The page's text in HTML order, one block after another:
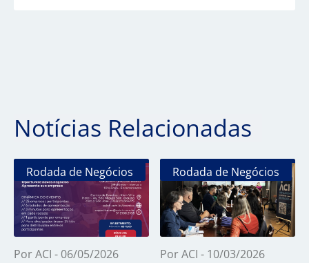
Notícias Relacionadas
Rodada de Negócios
Por ACI - 06/05/2026
Rodada de Negócios
Por ACI - 10/03/2026